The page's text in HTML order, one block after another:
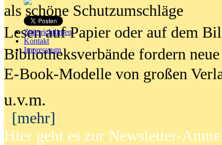
Zitierrichtlinien
Kontakt
Impresssum
als schöne Schutzumschläge
Lesen auf Papier oder auf dem
Bibliotheksverbände fordern neue
E-Book-Modelle von großen
u.v.m.
[mehr]
Hier geht es zur Newsletter-